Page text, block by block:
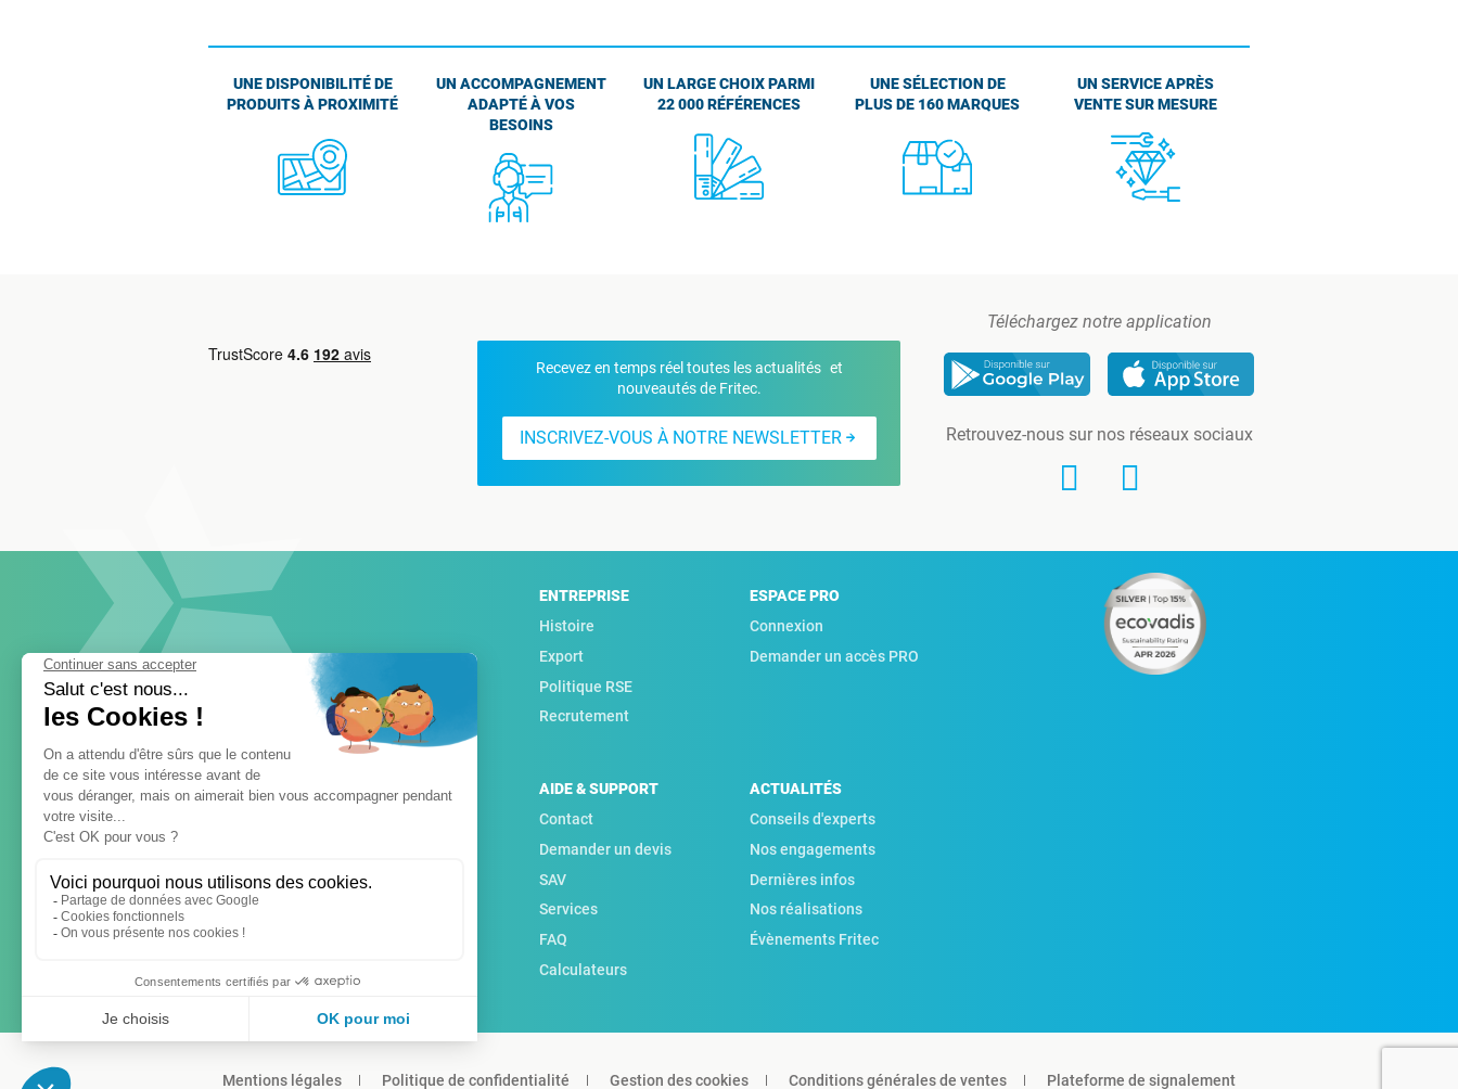
UNE DISPONIBILITÉ DE
PRODUITS À PROXIMITÉ
UN ACCOMPAGNEMENT
ADAPTÉ À VOS
BESOINS
UN LARGE CHOIX PARMI
22 000 RÉFÉRENCES
UNE SÉLECTION DE
PLUS DE 160 MARQUES
UN SERVICE APRÈS
VENTE SUR MESURE
Recevez en temps réel toutes les actualités et
nouveautés de Fritec.
INSCRIVEZ-VOUS À NOTRE NEWSLETTER
Téléchargez notre application
Retrouvez-nous sur nos réseaux sociaux
ENTREPRISE
Histoire
Export
Politique RSE
Recrutement
ESPACE PRO
Connexion
Demander un accès PRO
AIDE & SUPPORT
Contact
Demander un devis
SAV
Services
FAQ
Calculateurs
ACTUALITÉS
Conseils d'experts
Nos engagements
Dernières infos
Nos réalisations
Évènements Fritec
Mentions légales Politique de confidentialité Gestion des cookies Conditions générales de ventes Plateforme de signalement